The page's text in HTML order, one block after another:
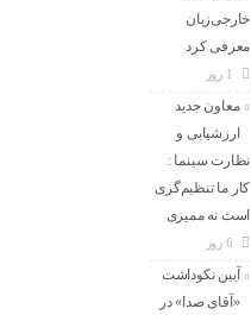
خارجی‌زبان
معرفی کرد
معاون جدید
ارزشیابی و
نظارت سینما :
کار ما تنظیم‌گری
است نه ممیزی
آیین نکوداشت
«آقای صدا» در